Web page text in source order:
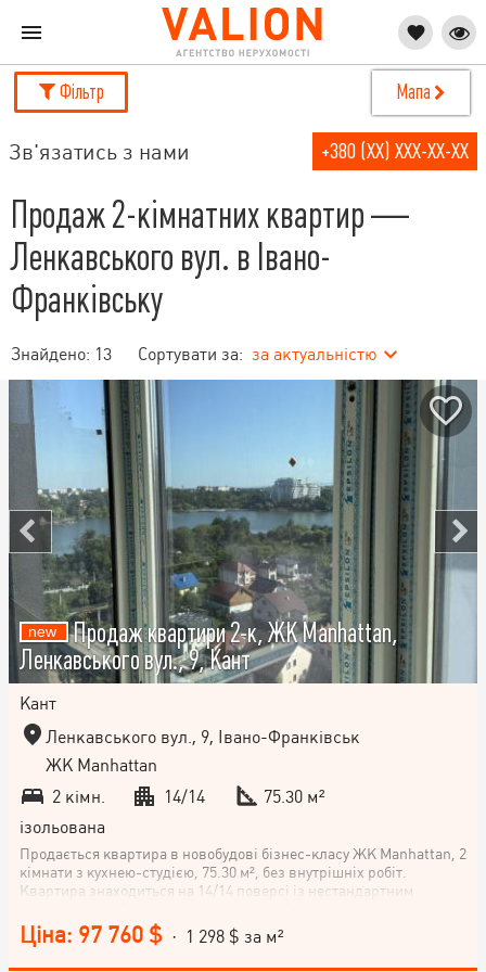
Фільтр Мапа
Зв'язатись з нами +380 (XX) XXX-XX-XX
Продаж 2-кімнатних квартир —
Ленкавського вул. в Івано-
Франківську
Знайдено: 13 Сортувати за: за актуальністю
Продаж квартири 2-к, ЖК Manhattan,
Ленкавського вул., 9, Кант
Кант
Ленкавського вул., 9, Івано-Франківськ
ЖК Manhattan
2 кімн.
14/14
75.30 м²
ізольована
Продається квартира в новобудові бізнес-класу ЖК Manhattan, 2
кімнати з кухнею-студією, 75.30 м², без внутрішніх робіт.
Квартира знаходиться на 14/14 поверсі із нестандартним
центрі міста Івано-Франківська. Не втрачайте можливості стати
власником цієї комфортної квартири в самому серці міста!
Телефонуйте!
Ціна: 97 760 $ · 1 298 $ за м²